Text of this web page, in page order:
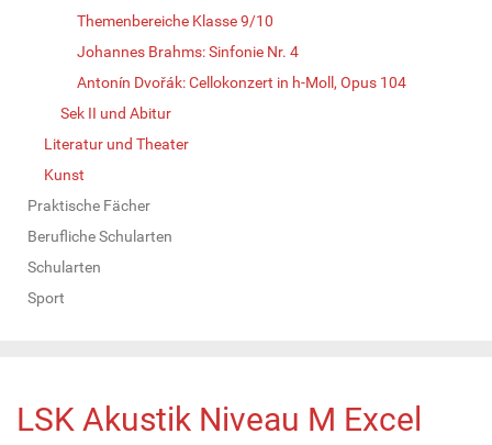
Themenbereiche Klasse 9/10
Johannes Brahms: Sinfonie Nr. 4
Antonín Dvořák: Cellokonzert in h-Moll, Opus 104
Sek II und Abitur
Literatur und Theater
Kunst
Praktische Fächer
Berufliche Schularten
Schularten
Sport
LSK Akustik Niveau M Excel